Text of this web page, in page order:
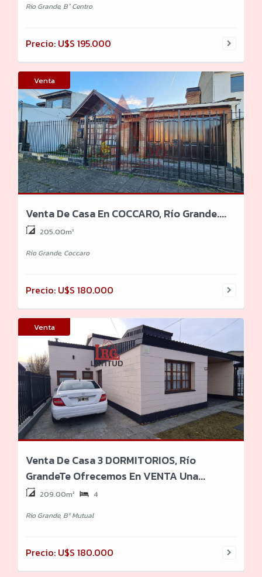
Rio Grande, B° Centro
Precio: U$S 195.000
Venta
Venta De Casa En COCCARO, Río Grande....
205.00m²
Río Grande, Coccaro
Precio: U$S 180.000
Venta
Venta De Casa 3 DORMITORIOS, Río
GrandeTe Ofrecemos En VENTA Una...
209.00m² 4
Rio Grande, Bº Mutual
Precio: U$S 180.000